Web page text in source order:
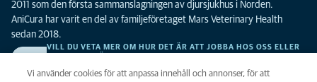
2011 som den första sammanslagningen av djursjukhus i Norden.
AniCura har varit en del av familjeföretaget Mars Veterinary Health
sedan 2018.
VILL DU VETA MER OM HUR DET ÄR ATT JOBBA HOS OSS ELLER
Vi använder cookies för att anpassa innehåll och annonser, för att